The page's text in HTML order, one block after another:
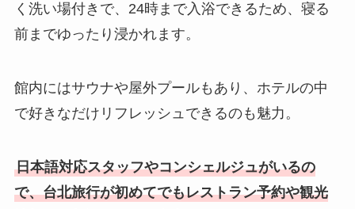
く洗い場付きで、24時まで入浴できるため、寝る
前までゆったり浸かれます。
館内にはサウナや屋外プールもあり、ホテルの中
で好きなだけリフレッシュできるのも魅力。
日本語対応スタッフやコンシェルジュがいるの
で、台北旅行が初めてでもレストラン予約や観光